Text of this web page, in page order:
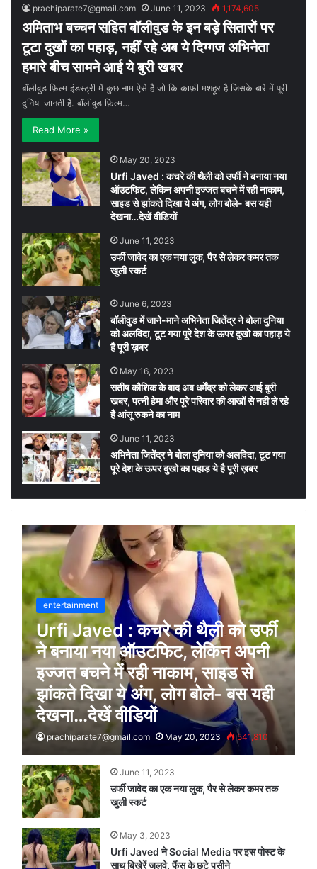
prachiparate7@gmail.com June 11, 2023 1,174,605
अमिताभ बच्चन सहित बॉलीवुड के इन बड़े सितारों पर
टूटा दुखों का पहाड़, नहीं रहे अब ये दिग्गज अभिनेता
हमारे बीच सामने आई ये बुरी खबर
बॉलीवुड फ़िल्म इंडस्ट्री में कुछ नाम ऐसे है जो कि काफ़ी मशहूर है जिसके बारे में पूरी
दुनिया जानती है. बॉलीवुड फ़िल्म…
Read More »
May 20, 2023
Urfi Javed : कचरे की थैली को उर्फी ने बनाया नया
ऑउटफिट, लेकिन अपनी इज्जत बचने में रही नाकाम,
साइड से झांकते दिखा ये अंग, लोग बोले- बस यही
देखना…देखें वीडियों
June 11, 2023
उर्फी जावेद का एक नया लुक, पैर से लेकर कमर तक
खुली स्कर्ट
June 6, 2023
बॉलीवुड में जाने-माने अभिनेता जितेंद्र ने बोला दुनिया
को अलविदा, टूट गया पूरे देश के ऊपर दुखो का पहाड़ ये
है पूरी ख़बर
May 16, 2023
सतीष कौशिक के बाद अब धर्मेंद्र को लेकर आई बुरी
खबर, पत्नी हेमा और पूरे परिवार की आखों से नही ले रहे
है आंसू रुकने का नाम
June 11, 2023
अभिनेता जितेंद्र ने बोला दुनिया को अलविदा, टूट गया
पूरे देश के ऊपर दुखो का पहाड़ ये है पूरी ख़बर
entertainment
Urfi Javed : कचरे की थैली को उर्फी
ने बनाया नया ऑउटफिट, लेकिन अपनी
इज्जत बचने में रही नाकाम, साइड से
झांकते दिखा ये अंग, लोग बोले- बस यही
देखना…देखें वीडियों
prachiparate7@gmail.com May 20, 2023 541,810
June 11, 2023
उर्फी जावेद का एक नया लुक, पैर से लेकर कमर तक
खुली स्कर्ट
May 3, 2023
Urfi Javed ने Social Media पर इस पोस्ट के
साथ बिखेरें जलवे, फैंस के छूटे पसीने